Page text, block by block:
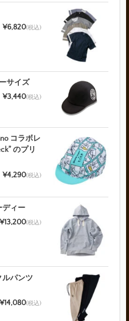
¥6,820(税込)
サイズ
¥3,440(税込)
コラボレ
のプリ
¥4,290(税込)
ディー
¥13,200(税込)
ルパンツ
¥14,080(税込)